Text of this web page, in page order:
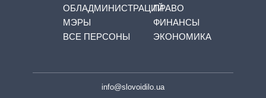
ОБЛАДМИНИСТРАЦИЙ
МЭРЫ
ВСЕ ПЕРСОНЫ
ПРАВО
ФИНАНСЫ
ЭКОНОМИКА
info@slovoidilo.ua